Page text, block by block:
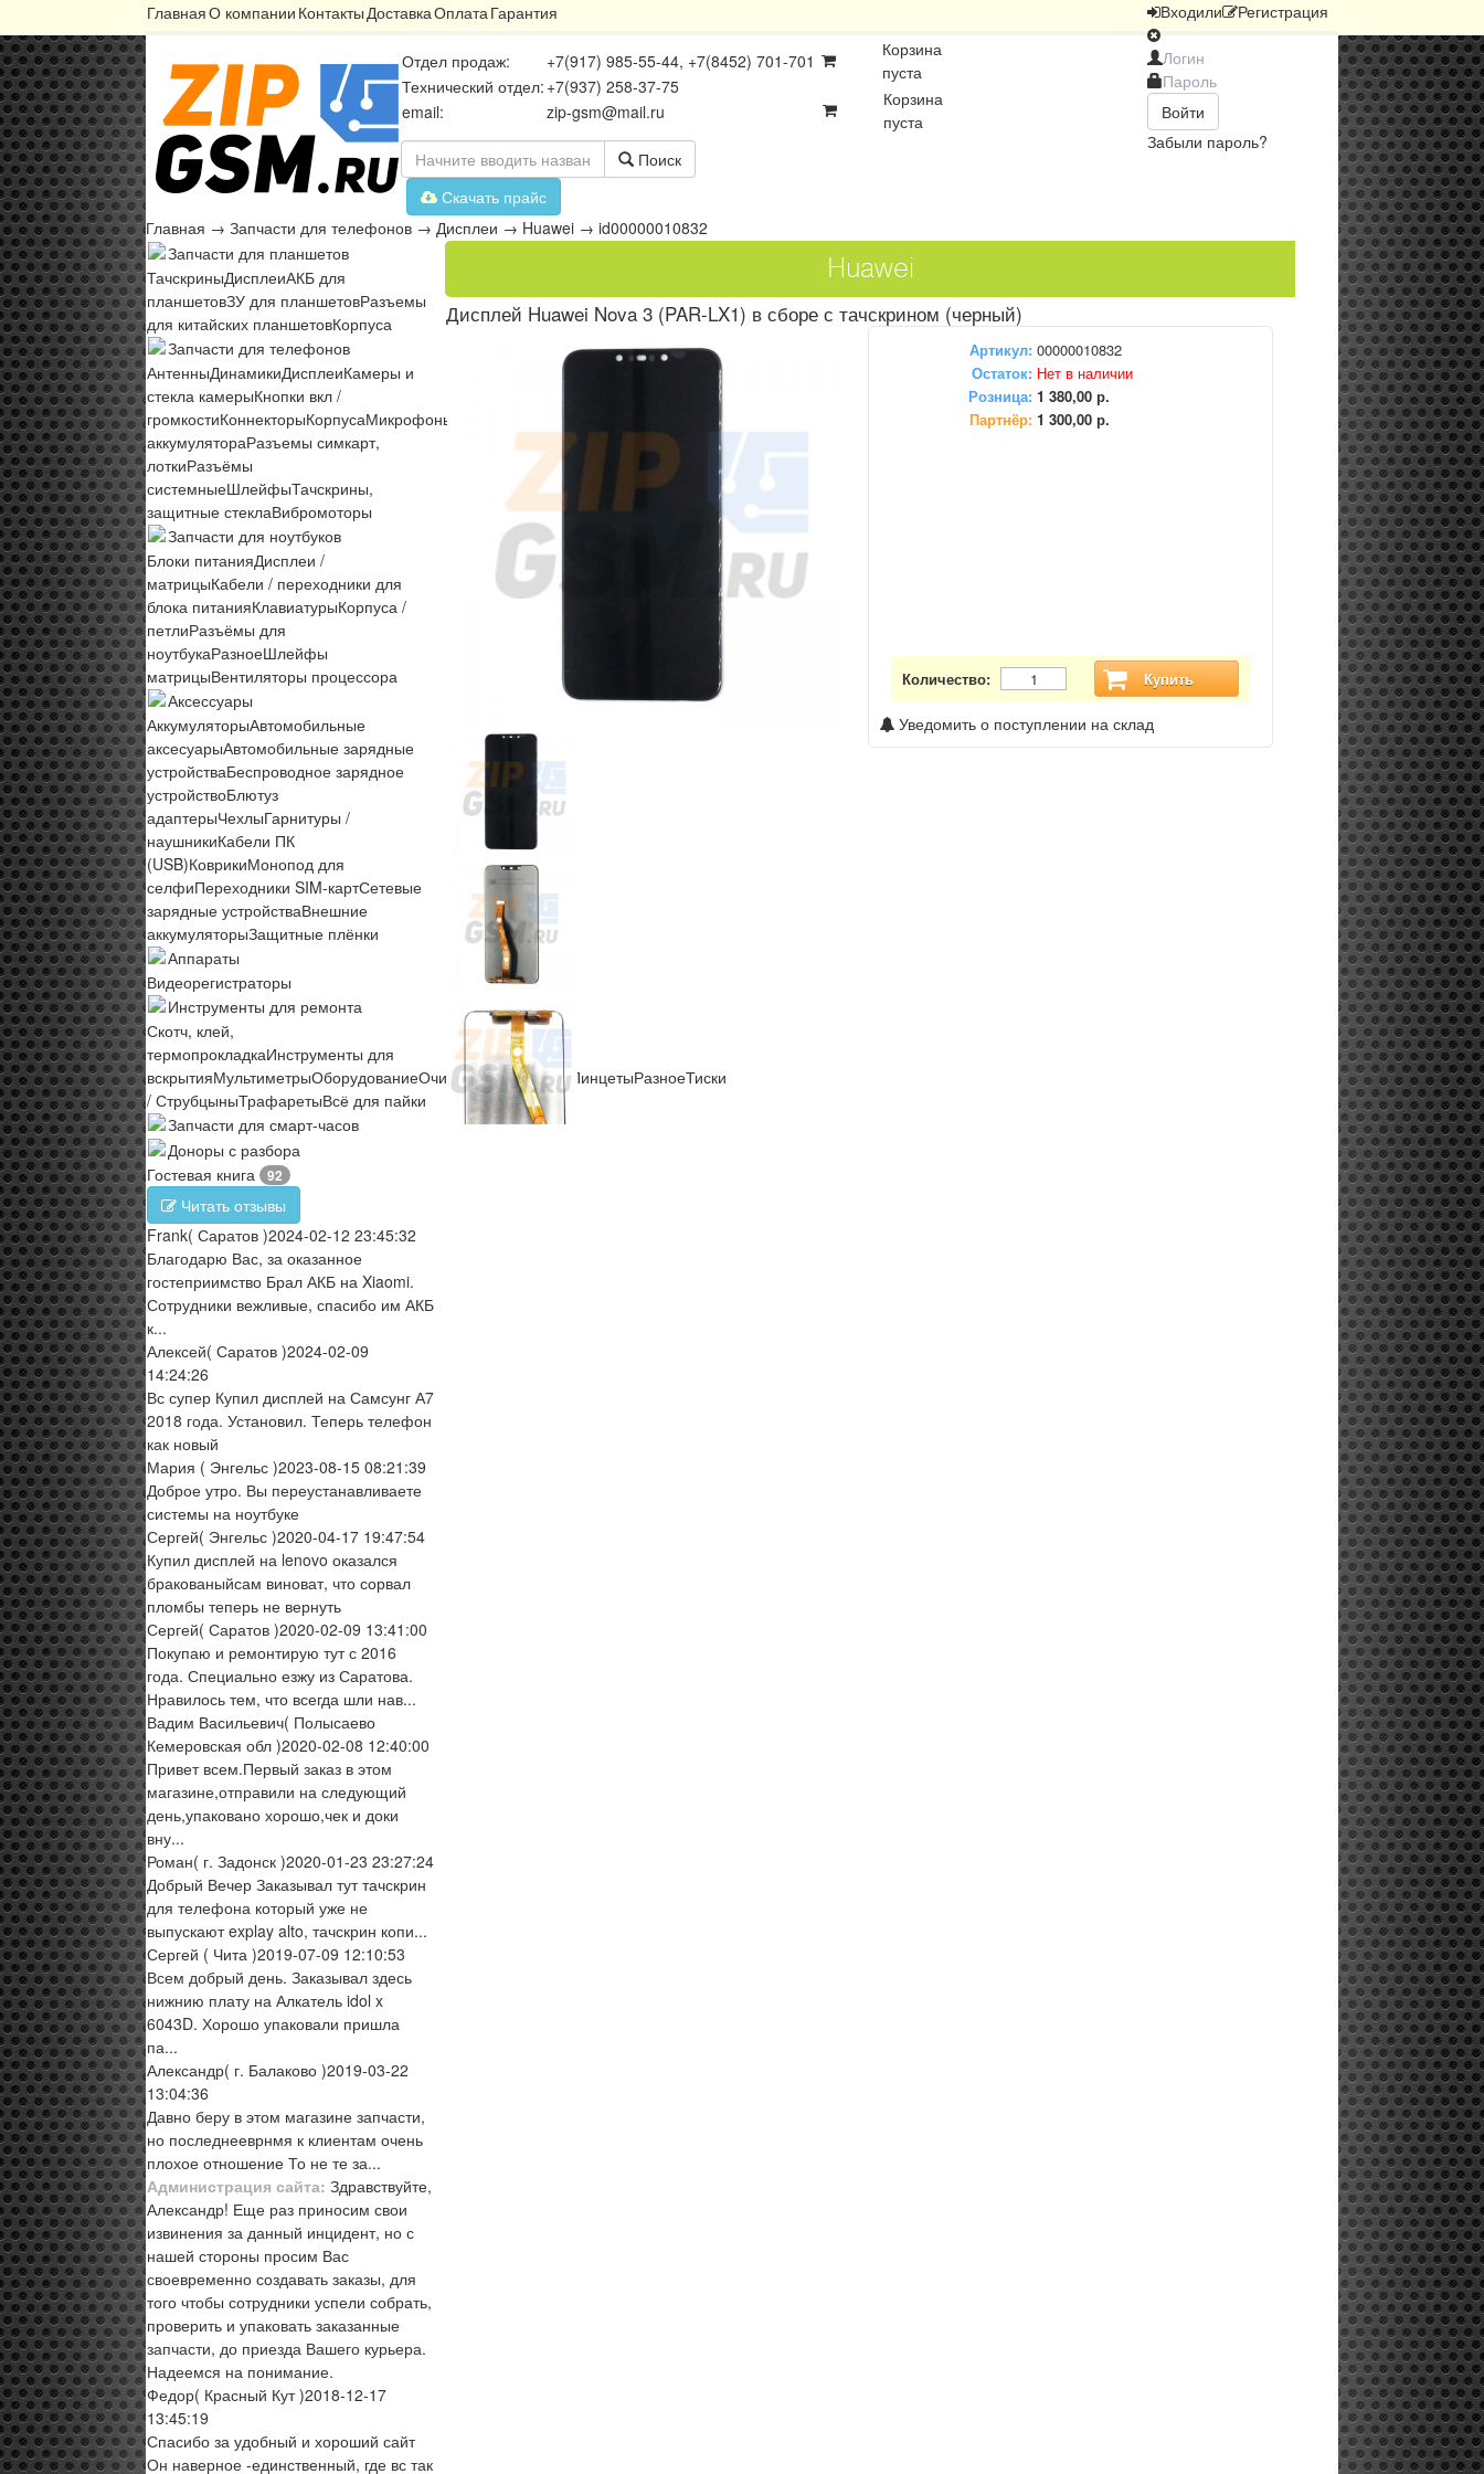
ГлавнаяО компании КонтактыДоставкаОплатаГарантия Входили Регистрация
Войти
Забыли пароль?
Отдел продаж:
+7(917) 985-55-44, +7(8452) 701-701
Технический отдел: +7(937) 258-37-75
email:
zip-gsm@mail.ru
Корзина
пуста
Корзина
пуста
Поиск
Скачать прайс
Главная → Запчасти для телефонов → Дисплеи → Huawei → id00000010832
Запчасти для планшетов
ТачскриныДисплеиАКБ для
планшетовЗУ для планшетовРазъемы
для китайских планшетовКорпуса
Запчасти для телефонов
АнтенныДинамикиДисплеиКамеры и
стекла камерыКнопки вкл /
громкостиКоннекторыКорпусаМикрофоны
аккумулятораРазъемы симкарт,
лоткиРазъёмы
системныеШлейфыТачскрины,
защитные стеклаВибромоторы
Запчасти для ноутбуков
Блоки питанияДисплеи /
матрицыКабели / переходники для
блока питанияКлавиатурыКорпуса /
петлиРазъёмы для
ноутбукаРазноеШлейфы
матрицыВентиляторы процессора
Аксессуары
АккумуляторыАвтомобильные
аксесуарыАвтомобильные зарядные
устройстваБеспроводное зарядное
устройствоБлютуз
адаптерыЧехлыГарнитуры /
наушникиКабели ПК
(USB)КоврикиМонопод для
селфиПереходники SIM-картСетевые
зарядные устройстваВнешние
аккумуляторыЗащитные плёнки
Аппараты
Видеорегистраторы
Инструменты для ремонта
Скотч, клей,
термопрокладкаИнструменты для
вскрытияМультиметрыОборудованиеОчистителиОтверткиПинцетыРазноеТиски
/ СтрубцыныТрафаретыВсё для пайки
Запчасти для смарт-часов
Доноры с разбора
Гостевая книга
92
Читать отзывы
Frank( Саратов )2024-02-12 23:45:32
Благодарю Вас, за оказанное
гостеприимство Брал АКБ на Xiaomi.
Сотрудники вежливые, спасибо им АКБ
к...
Алексей( Саратов )2024-02-09
14:24:26
Вс супер Купил дисплей на Самсунг А7
2018 года. Установил. Теперь телефон
как новый
Мария ( Энгельс )2023-08-15 08:21:39
Доброе утро. Вы переустанавливаете
системы на ноутбуке
Сергей( Энгельс )2020-04-17 19:47:54
Купил дисплей на lenovo оказался
бракованыйсам виноват, что сорвал
пломбы теперь не вернуть
Сергей( Саратов )2020-02-09 13:41:00
Покупаю и ремонтирую тут с 2016
года. Специально езжу из Саратова.
Нравилось тем, что всегда шли нав...
Вадим Васильевич( Полысаево
Кемеровская обл )2020-02-08 12:40:00
Привет всем.Первый заказ в этом
магазине,отправили на следующий
день,упаковано хорошо,чек и доки
вну...
Роман( г. Задонск )2020-01-23 23:27:24
Добрый Вечер Заказывал тут тачскрин
для телефона который уже не
выпускают explay alto, тачскрин копи...
Сергей ( Чита )2019-07-09 12:10:53
Всем добрый день. Заказывал здесь
нижнию плату на Алкатель idol x
6043D. Хорошо упаковали пришла
па...
Александр( г. Балаково )2019-03-22
13:04:36
Давно беру в этом магазине запчасти,
но последнееврнмя к клиентам очень
плохое отношение То не те за...
Администрация сайта: Здравствуйте,
Александр! Еще раз приносим свои
извинения за данный инцидент, но с
нашей стороны просим Вас
своевременно создавать заказы, для
того чтобы сотрудники успели собрать,
проверить и упаковать заказанные
запчасти, до приезда Вашего курьера.
Надеемся на понимание.
Федор( Красный Кут )2018-12-17
13:45:19
Спасибо за удобный и хороший сайт
Он наверное -единственный, где вс так
Huawei
Дисплей Huawei Nova 3 (PAR-LX1) в сборе с тачскрином (черный)
Артикул: 00000010832
Остаток: Нет в наличии
Розница: 1 380,00 р.
Партнёр: 1 300,00 р.
Количество: Купить
Уведомить о поступлении на склад